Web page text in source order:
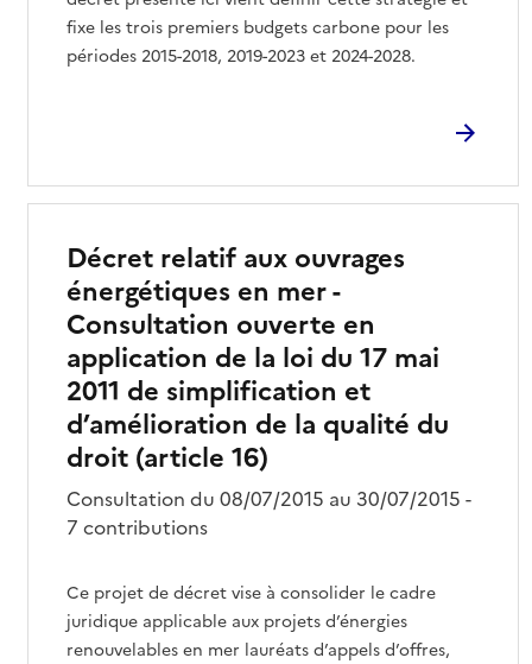
fixe les trois premiers budgets carbone pour les
périodes 2015-2018, 2019-2023 et 2024-2028.
Décret relatif aux ouvrages
énergétiques en mer -
Consultation ouverte en
application de la loi du 17 mai
2011 de simplification et
d’amélioration de la qualité du
droit (article 16)
Consultation du 08/07/2015 au 30/07/2015 -
7 contributions
Ce projet de décret vise à consolider le cadre
juridique applicable aux projets d’énergies
renouvelables en mer lauréats d’appels d’offres,